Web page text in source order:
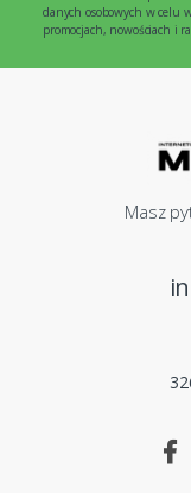
danych osobowych w celu
promocjach, nowościach i
Masz